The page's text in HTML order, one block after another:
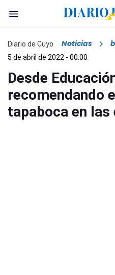
Diario de Cuyo Noticias
5 de abril de 2022 - 00:00
Desde
recomendando
tapaboca en las